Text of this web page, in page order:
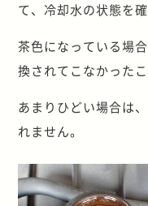
て、冷却水の状態を確
茶色になっている場
換されてこなかった
あまりひどい場合は
れません。